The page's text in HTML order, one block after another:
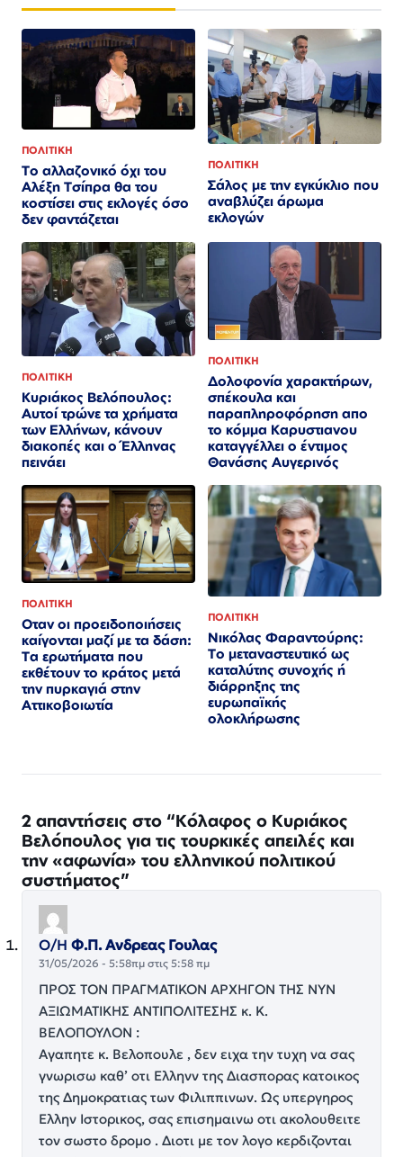
ΠΟΛΙΤΙΚΗ
Το αλλαζονικό όχι του
Αλέξη Τσίπρα θα του
κοστίσει στις εκλογές όσο
δεν φαντάζεται
ΠΟΛΙΤΙΚΗ
Σάλος με την εγκύκλιο που
αναβλύζει άρωμα
εκλογών
ΠΟΛΙΤΙΚΗ
Κυριάκος Βελόπουλος:
Αυτοί τρώνε τα χρήματα
των Ελλήνων, κάνουν
διακοπές και ο Έλληνας
πεινάει
ΠΟΛΙΤΙΚΗ
Δολοφονία χαρακτήρων,
σπέκουλα και
παραπληροφόρηση απο
το κόμμα Καρυστιανου
καταγγέλλει ο έντιμος
Θανάσης Αυγερινός
ΠΟΛΙΤΙΚΗ
Οταν οι προειδοποιήσεις
καίγονται μαζί με τα δάση:
Τα ερωτήματα που
εκθέτουν το κράτος μετά
την πυρκαγιά στην
Αττικοβοιωτία
ΠΟΛΙΤΙΚΗ
Νικόλας Φαραντούρης:
Το μεταναστευτικό ως
καταλύτης συνοχής ή
διάρρηξης της
ευρωπαϊκής
ολοκλήρωσης
2 απαντήσεις στο “Κόλαφος ο Κυριάκος
Βελόπουλος για τις τουρκικές απειλές και
την «αφωνία» του ελληνικού πολιτικού
συστήματος”
Ο/Η Φ.Π. Ανδρεας Γουλας
31/05/2026 - 5:58πμ στις 5:58 πμ
ΠΡΟΣ ΤΟΝ ΠΡΑΓΜΑΤΙΚΟΝ ΑΡΧΗΓΟΝ ΤΗΣ ΝΥΝ
ΑΞΙΩΜΑΤΙΚΗΣ ΑΝΤΙΠΟΛΙΤΕΣΗΣ κ. Κ.
ΒΕΛΟΠΟΥΛΟΝ :
Αγαπητε κ. Βελοπουλε , δεν ειχα την τυχη να σας
γνωρισω καθ’ οτι Ελληνν της Διασπορας κατοικος
της Δημοκρατιας των Φιλιππινων. Ως υπεργηρος
Ελλην Ιστορικος, σας επισημαινω οτι ακολουθειτε
τον σωστο δρομο . Διοτι με τον λογο κερδιζονται